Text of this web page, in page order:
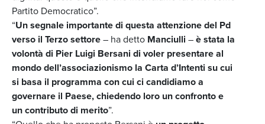
Partito Democratico”.
“Un segnale importante di questa attenzione del Pd
verso il Terzo settore– ha detto Manciulli –è stata la
volontà di Pier Luigi Bersani di voler presentare al
mondo dell’associazionismo la Carta d’Intenti su cui
si basa il programma con cui ci candidiamo a
governare il Paese, chiedendo loro un confronto e
un contributo di merito”.